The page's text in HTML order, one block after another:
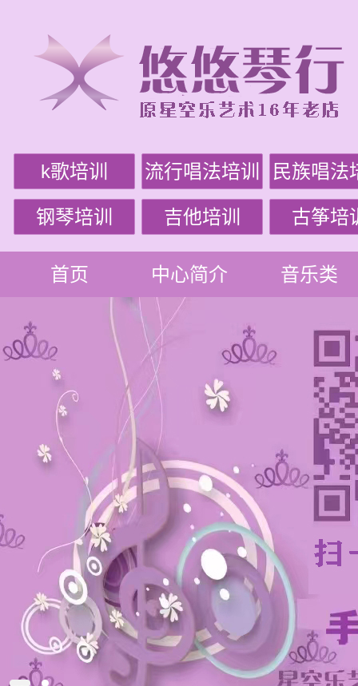
k歌培训 流行唱法培训 民族唱法
钢琴培训 吉他培训 古筝培
首页 中心简介 音乐类